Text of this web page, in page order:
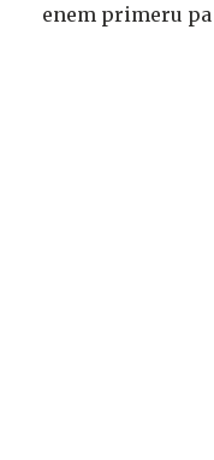
enem primeru